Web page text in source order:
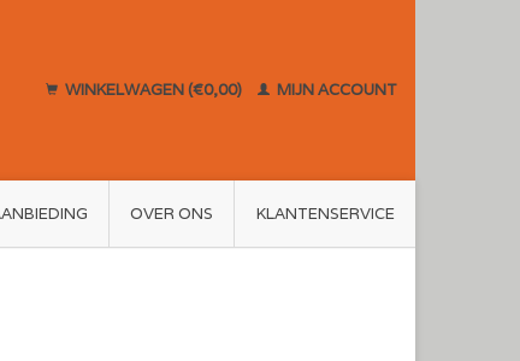
WINKELWAGEN (€0,00) MIJN ACCOUNT
OVER ONS KLANTENSERVICE